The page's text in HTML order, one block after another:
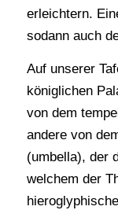
erleichtern.
sodann auch
Auf unserer
königlichen
von dem
andere von
(umbella), der
welchem der